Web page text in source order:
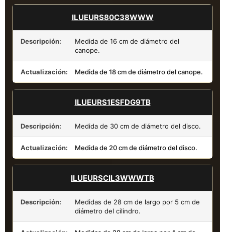
ILUEURS80C38WWW
Descripción:
Medida de 16 cm de diámetro del
canope.
Actualización: Medida de 18 cm de diámetro del canope.
ILUEURS1ESFDG9TB
Descripción: Medida de 30 cm de diámetro del disco.
Actualización: Medida de 20 cm de diámetro del disco.
ILUEURSCIL3WWWTB
Descripción:
Medidas de 28 cm de largo por 5 cm de
diámetro del cilindro.